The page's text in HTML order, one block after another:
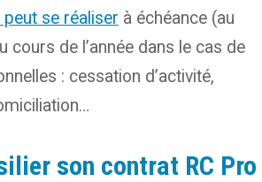
se réaliser à échéance (au
cours de l’année dans le cas de
: cessation d’activité,
son contrat RC Pro